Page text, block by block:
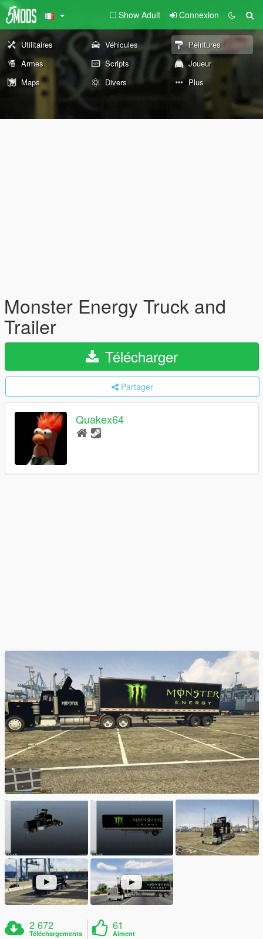
Show Adult Connexion
Utilitaires Véhicules
Peintures
Armes
Scripts
Joueur
Maps
Divers Plus
Monster Energy Truck and
Trailer
Télécharger
Partager
Quakex64
2 672
Téléchargements
61
Aiment